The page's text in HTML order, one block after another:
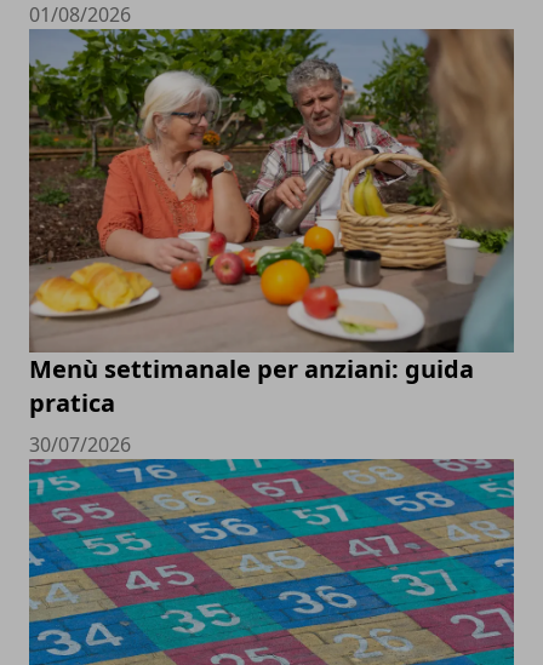
01/08/2026
Menù settimanale per anziani: guida
pratica
30/07/2026